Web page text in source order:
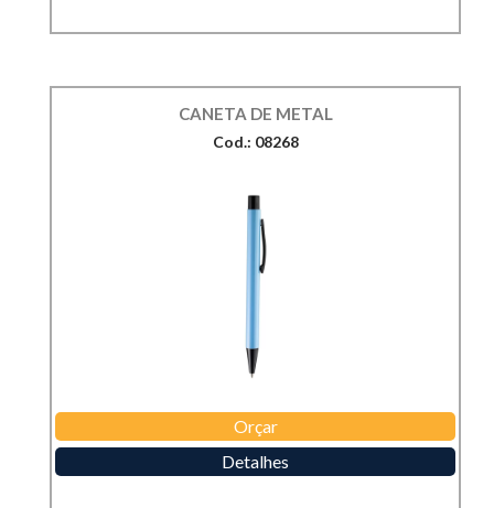
CANETA DE METAL
Cod.: 08268
Orçar
Detalhes